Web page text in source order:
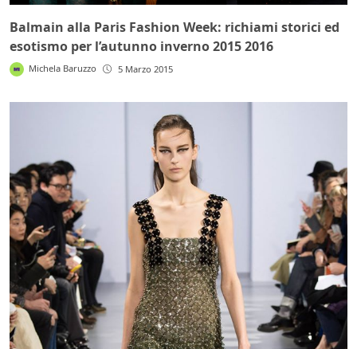
Balmain alla Paris Fashion Week: richiami storici ed
esotismo per l’autunno inverno 2015 2016
Michela Baruzzo 5 Marzo 2015